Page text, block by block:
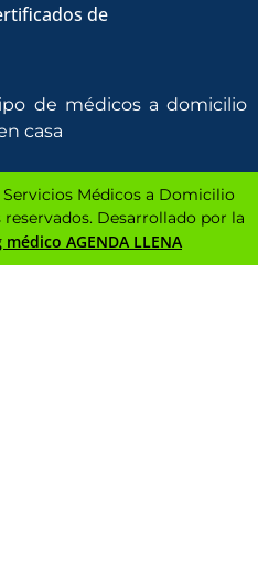
de
de médicos a domicilio
casa
Médicos a Domicilio
Desarrollado por la
AGENDA LLENA